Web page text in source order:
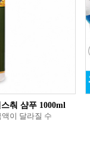
춰 샴푸 1000ml
이 달라질 수